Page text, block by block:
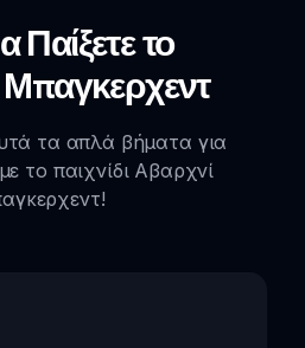
Παίξετε το
τα απλά βήματα για
το παιχνίδι Αβαρχνί